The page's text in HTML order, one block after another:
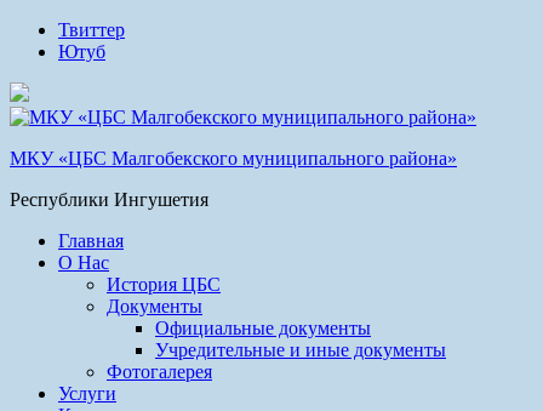
Твиттер
Ютуб
МКУ «ЦБС Малгобекского муниципального района»
Республики Ингушетия
Главная
О Нас
История ЦБС
Документы
Официальные документы
Учредительные и иные документы
Фотогалерея
Услуги